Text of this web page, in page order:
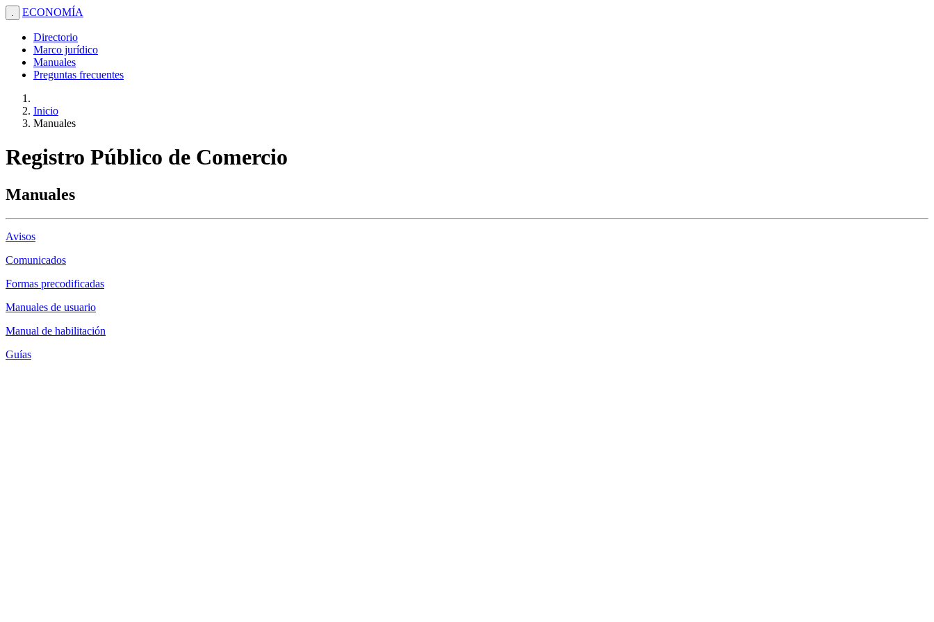
. ECONOMÍA
Directorio
Marco jurídico
Manuales
Preguntas frecuentes
Inicio
Manuales
Registro Público de Comercio
Manuales
Avisos
Comunicados
Formas precodificadas
Manuales de usuario
Manual de habilitación
Guías